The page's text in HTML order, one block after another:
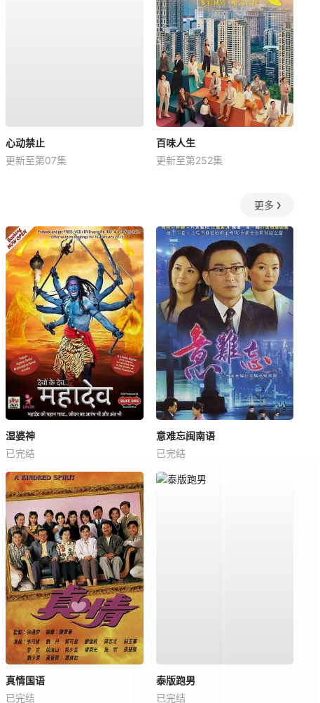
心动禁止
更新至第07集
百味人生
更新至第252集
更多
湿婆神
已完结
意难忘闽南语
已完结
真情国语
已完结
泰版跑男
已完结